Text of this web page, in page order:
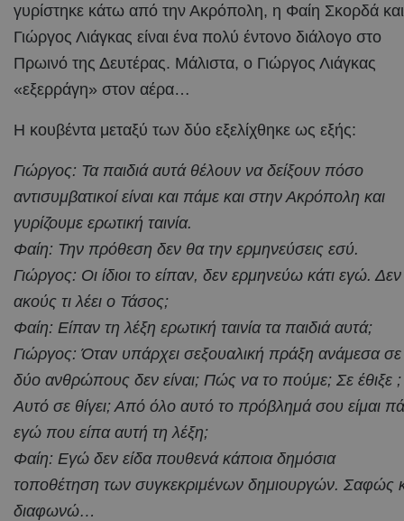
γυρίστηκε κάτω από την Ακρόπολη, η Φαίη Σκορδά
Γιώργος Λιάγκας είναι ένα πολύ έντονο διάλογο στο
Πρωινό της Δευτέρας. Μάλιστα, ο Γιώργος Λιάγκας
«εξερράγη» στον αέρα…
Η κουβέντα μεταξύ των δύο εξελίχθηκε ως εξής:
Γιώργος: Τα παιδιά αυτά θέλουν να δείξουν πόσο
αντισυμβατικοί είναι και πάμε και στην Ακρόπολη και
γυρίζουμε ερωτική ταινία.
Φαίη: Την πρόθεση δεν θα την ερμηνεύσεις εσύ.
Γιώργος: Οι ίδιοι το είπαν, δεν ερμηνεύω κάτι εγώ. Δεν
ακούς τι λέει ο Τάσος;
Φαίη: Είπαν τη λέξη ερωτική ταινία τα παιδιά αυτά;
Γιώργος: Όταν υπάρχει σεξουαλική πράξη ανάμεσα σε
δύο ανθρώπους δεν είναι; Πώς να το πούμε; Σε έθιξε
Αυτό σε θίγει; Από όλο αυτό το πρόβλημά σου είμαι
εγώ που είπα αυτή τη λέξη;
Φαίη: Εγώ δεν είδα πουθενά κάποια δημόσια
τοποθέτηση των συγκεκριμένων δημιουργών. Σαφώς
διαφωνώ…